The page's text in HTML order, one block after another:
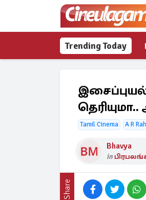
Trending Today
Tamil Cinema A R
Bhavya
in
Share